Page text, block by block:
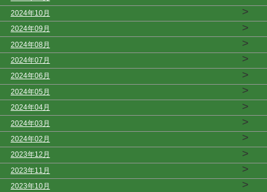
2024年10月 >
2024年09月 >
2024年08月 >
2024年07月 >
2024年06月 >
2024年05月 >
2024年04月 >
2024年03月 >
2024年02月 >
2023年12月 >
2023年11月 >
2023年10月 >